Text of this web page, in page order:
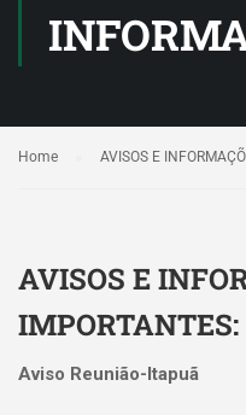
Home AVISOS E
AVISOS E
IMPORTANTES:
Aviso Reunião-Itapuã